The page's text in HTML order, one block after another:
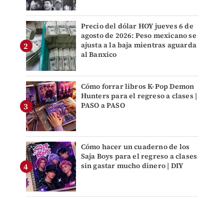
Precio del dólar HOY jueves 6 de
agosto de 2026: Peso mexicano se
ajusta a la baja mientras aguarda
al Banxico
Cómo forrar libros K-Pop Demon
Hunters para el regreso a clases |
PASO a PASO
Cómo hacer un cuaderno de los
Saja Boys para el regreso a clases
sin gastar mucho dinero | DIY